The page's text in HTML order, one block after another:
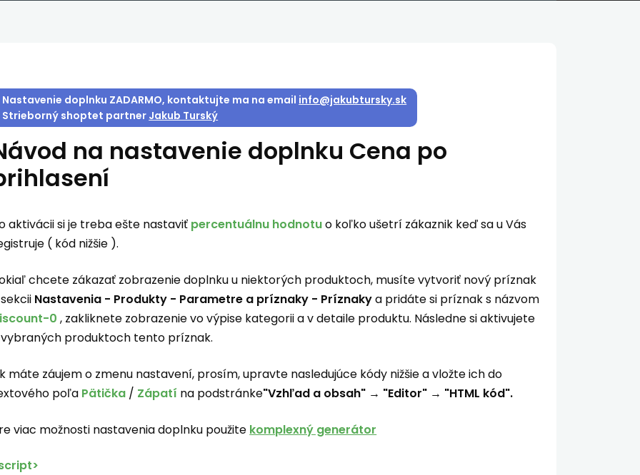
Nastavenie doplnku ZADARMO, kontaktujte ma na email info@jakubtursky.sk
Strieborný shoptet partner Jakub Turský
na nastavenie doplnku Cena po
aktivácii si je treba ešte nastaviť percentuálnu hodnotuo koľko ušetrí zákaznik keď sa u Vás
( kód nižšie ).
chcete zákazať zobrazenie doplnku u niektorých produktoch, musíte vytvoriť nový príznak
Nastavenia - Produkty - Parametre a príznaky - Príznakya pridáte si príznak s názvom
0 , zakliknete zobrazenie vo výpise kategorii a v detaile produktu. Následne si aktivujete
produktoch tento príznak.
máte záujem o zmenu nastavení, prosím, upravte nasledujúce kódy nižšie a vložte ich do
poľa Pätička / Zápatí na podstránke"Vzhľad a obsah" → "Editor" → "HTML kód".
viac možnosti nastavenia doplnku použite komplexný generátor